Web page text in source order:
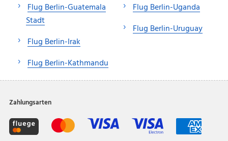
Flug Berlin-Guatemala
Stadt
Flug Berlin-Irak
Flug Berlin-Kathmandu
Flug Berlin-Uganda
Flug Berlin-Uruguay